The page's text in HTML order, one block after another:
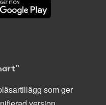
som ger